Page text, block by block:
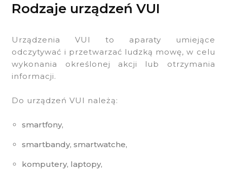
Rodzaje urządzeń VUI
Urządzenia VUI to aparaty umiejące
odczytywać i przetwarzać ludzką mowę, w celu
wykonania określonej akcji lub otrzymania
informacji.
Do urządzeń VUI należą:
smartfony,
smartbandy, smartwatche,
komputery, laptopy,